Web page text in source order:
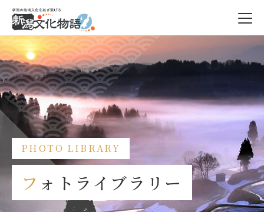
PHOTO LIBRARY
フォトライブラリー